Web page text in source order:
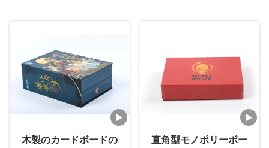
木製のカードボードの
直角型モノポリーボー